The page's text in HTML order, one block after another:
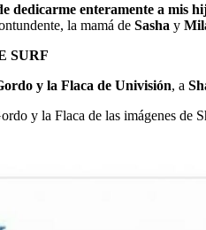
dedicarme enteramente a mis
la mamá de Sasha y
SURF
y la Flaca de Univisión, a
y la Flaca de las imágenes de